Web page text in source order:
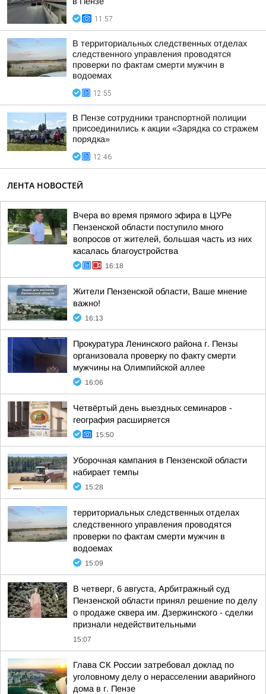
11:57
В территориальных следственных отделах
следственного управления проводятся
проверки по фактам смерти мужчин в
водоемах
12:55
В Пензе сотрудники транспортной полиции
присоединились к акции «Зарядка со стражем
порядка»
12:46
ЛЕНТА НОВОСТЕЙ
Вчера во время прямого эфира в ЦУРе
Пензенской области поступило много
вопросов от жителей, большая часть из них
касалась благоустройства
16:18
Жители Пензенской области, Ваше мнение
важно!
16:13
Прокуратура Ленинского района г. Пензы
организовала проверку по факту смерти
мужчины на Олимпийской аллее
16:06
Четвёртый день выездных семинаров -
география расширяется
15:50
Уборочная кампания в Пензенской области
набирает темпы
15:28
территориальных следственных отделах
следственного управления проводятся
проверки по фактам смерти мужчин в
водоемах
15:09
В четверг, 6 августа, Арбитражный суд
Пензенской области принял решение по делу
о продаже сквера им. Дзержинского - сделки
признали недействительными
15:07
Глава СК России затребовал доклад по
уголовному делу о нерасселении аварийного
дома в г. Пензе